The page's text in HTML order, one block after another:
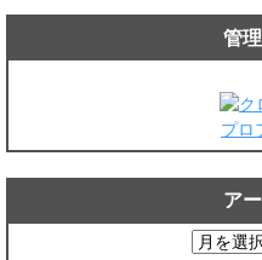
管
プロ
ア
ア